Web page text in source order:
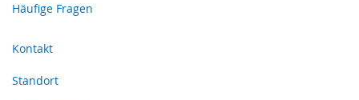
Häufige Fragen
Kontakt
Standort